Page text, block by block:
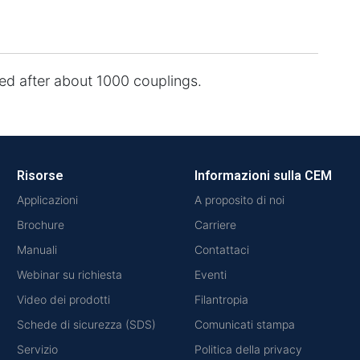
after about 1000 couplings.
Risorse
Applicazioni
Brochure
Manuali
Webinar su richiesta
Video dei prodotti
Schede di sicurezza (SDS)
Servizio
Informazioni sulla CEM
A proposito di noi
Carriere
Contattaci
Eventi
Filantropia
Comunicati stampa
Politica della privacy